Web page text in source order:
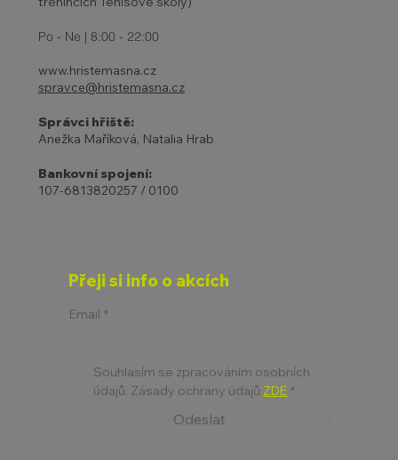
Po - Ne | 8:00 - 22:00
www.hristemasna.cz
spravce@hristemasna.cz
Správci hřiště:
Anežka Maříková, Natalia Hrab
Bankovní spojení:
107-6813820257 / 0100
Přeji si info o akcích
Email *
Souhlasím se zpracováním osobních
údajů. Zásady ochrany údajů ZDE *
Odeslat